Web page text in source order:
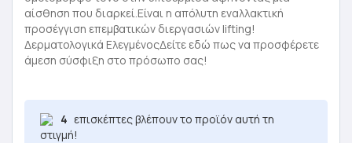
αίσθηση που διαρκεί.Είναι η απόλυτη εναλλακτική
προσέγγιση επεμβατικών διεργασιών lifting!
Δερματολογικά ΕλεγμένοςΔείτε εδώ πως να προσφέρετε
άμεση σύσφιξη στο πρόσωπο σας!
4 επισκέπτες βλέπουν το προϊόν αυτή τη
στιγμή!